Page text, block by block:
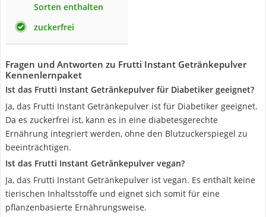
Sorten enthalten
zuckerfrei
Fragen und Antworten zu Frutti Instant Getränkepulver
Kennenlernpaket
Ist das Frutti Instant Getränkepulver für Diabetiker geeignet?
Ja, das Frutti Instant Getränkepulver ist für Diabetiker geeignet.
Da es zuckerfrei ist, kann es in eine diabetesgerechte
Ernährung integriert werden, ohne den Blutzuckerspiegel zu
beeinträchtigen.
Ist das Frutti Instant Getränkepulver vegan?
Ja, das Frutti Instant Getränkepulver ist vegan. Es enthält keine
tierischen Inhaltsstoffe und eignet sich somit für eine
pflanzenbasierte Ernährungsweise.